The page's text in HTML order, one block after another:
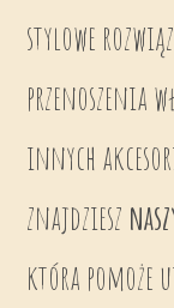
stylowe
przenoszenia
innych
znajdziesz
która pomoże